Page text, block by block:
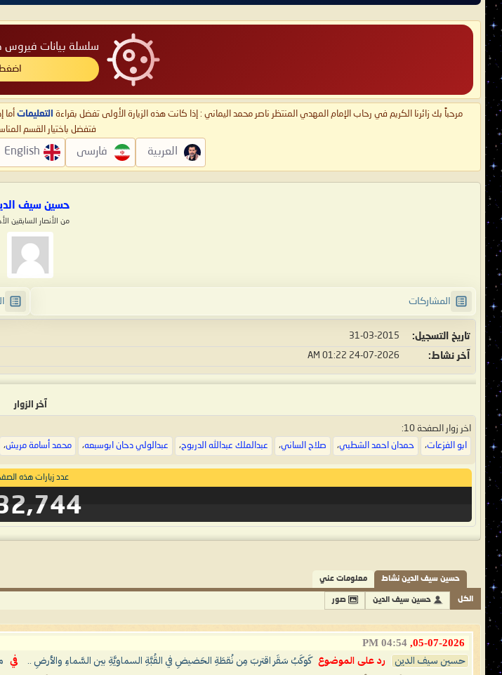
سلسلة بيانات فيروس
مرحباً بك زائرنا الكريم في رحاب الإمام المهدي المنتظر ناصر محمد اليماني : إذا كانت هذه الزيارة الأولى تفضل بقراءة التعليمات
فتفضل باختيار القسم
العربية فارسی English
حسين سيف
من الأنصار السابقين
المشاركات
تاريخ التسجيل 31-03-2015
آخر نشاط 24-07-2026
01:22 AM
آخر الزوار
اخر زوار الصفحة 10:
ابو الفزعات، حمدان احمد الشطبي، صلاح الساني، عبدالملك عبدالله الدربوح، عبدالولي دحان ابوسبعه، محمد أسامة مريش،
عدد زيارات هذه
حسين سيف الدين نشاط معلومات عني
الكل حسين سيف الدين صور
05-07-2026,
04:54 PM
حسين سيف الدين رد على الموضوع كَوكَبُ سَقَر اقتربَ مِن نُقطَةِ الحَضيضِ في القُبَّةِ السماويَّةِ بين السَّماءِ والأرضِ .. في